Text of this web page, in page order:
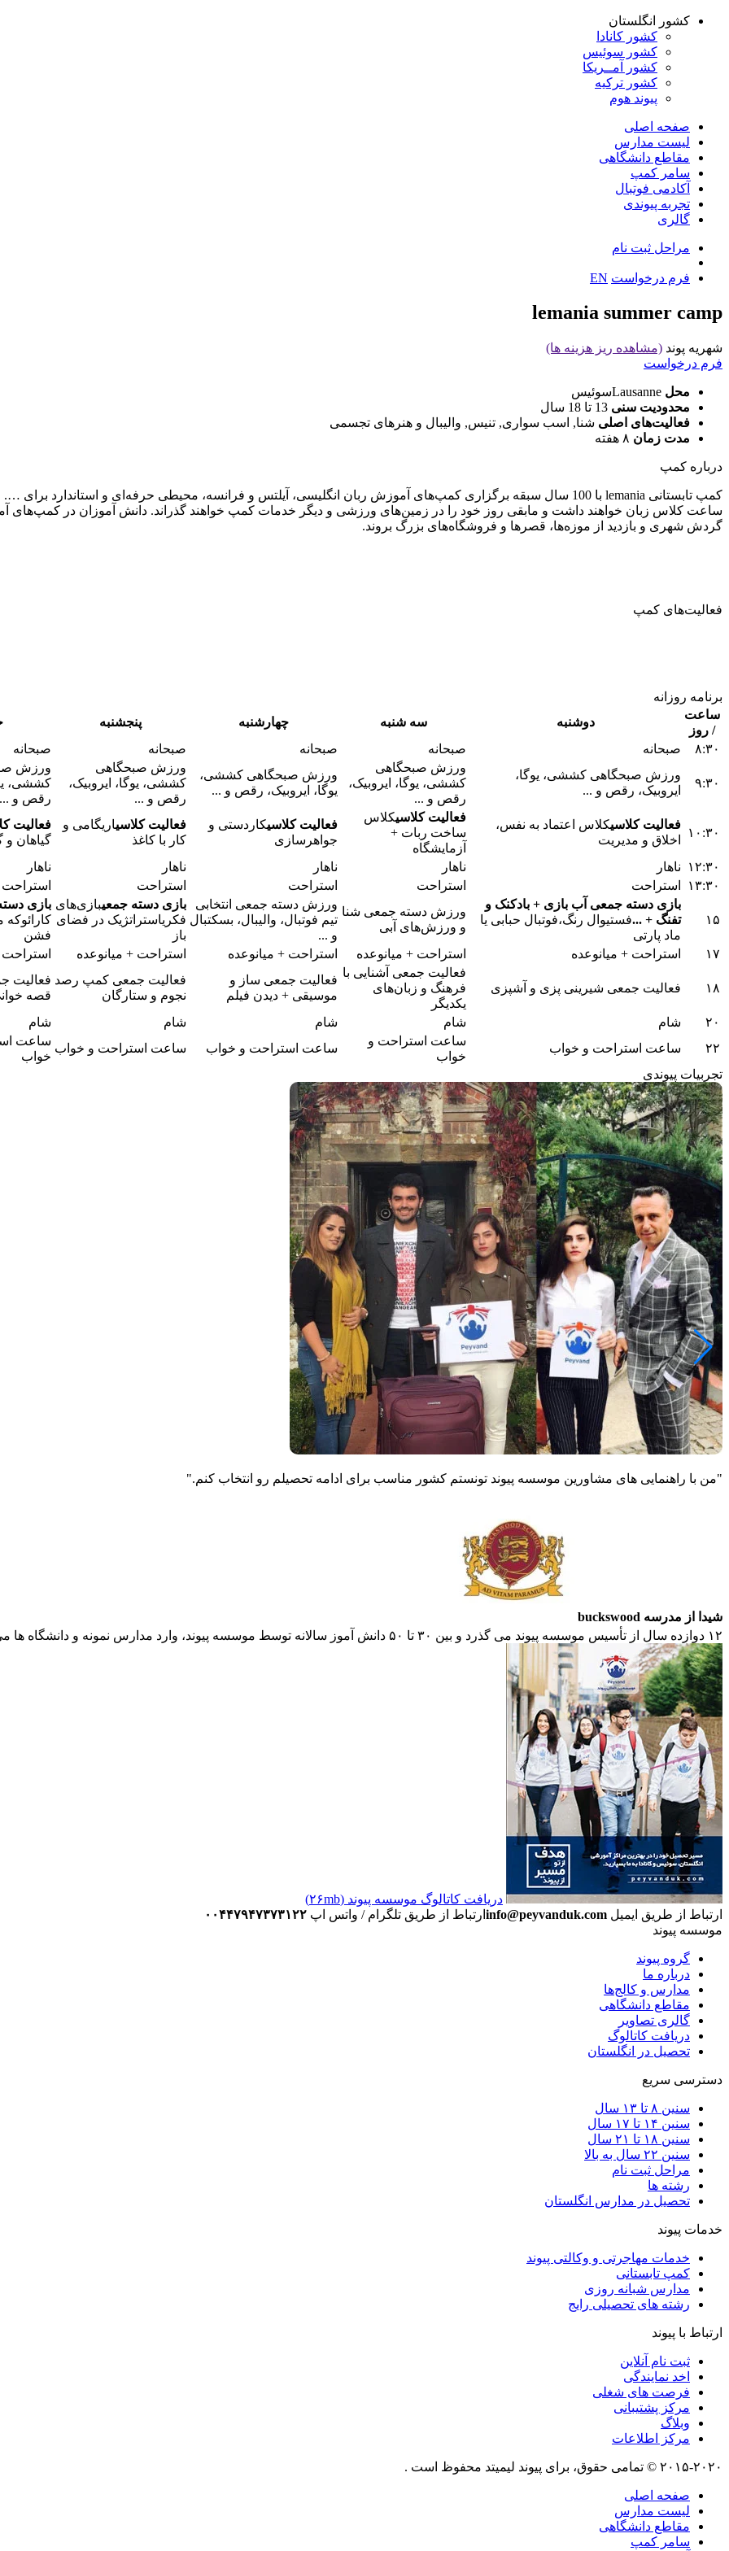
کشور انگلستان
کشور کانادا
کشور سوئیس
کشور آمــریکا
کشور ترکیه
پیوند هوم
صفحه اصلی
لیست مدارس
مقاطع دانشگاهی
سامر کمپ
آکادمی فوتبال
تجربه پیوندی
گالری
مراحل ثبت نام
فرم درخواست EN
lemania summer camp
شهریه پوند (مشاهده ریز هزینه ها)
فرم درخواست
محل Lausanneسوئیس
محدودیت سنی 13 تا 18 سال
فعالیت‌های اصلی شنا, اسب سواری, تنیس, والیبال و هنرهای تجسمی
مدت زمان ۸ هفته
درباره کمپ
ساعت کلاس زبان خواهند داشت و مابقی روز خود را در زمین‌های ورزشی و دیگر خدمات کمپ خواهند گذراند. دانش آموزان در کمپ‌های
گردش شهری و بازدید از موزه‌ها، قصرها و فروشگاه‌های بزرگ بروند.
فعالیت‌های کمپ
برنامه روزانه
ساعت
/ روز
دوشنبه سه شنبه چهارشنبه پنجشنبه
۸:۳۰
صبحانه صبحانه صبحانه صبحانه صبحانه
۹:۳۰
ورزش صبحگاهی کششی، یوگا،
ایروبیک، رقص و ...
ورزش صبحگاهی
کششی، یوگا، ایروبیک،
رقص و ...
ورزش صبحگاهی کششی،
یوگا، ایروبیک، رقص و ...
ورزش صبحگاهی
کششی، یوگا، ایروبیک،
رقص و ...
ورزش
کششی،
رقص و ...
۱۰:۳۰
فعالیت کلاسیکلاس اعتماد به نفس،
اخلاق و مدیریت
فعالیت کلاسیکلاس
ساخت ربات +
آزمایشگاه
فعالیت کلاسیکاردستی و
جواهرسازی
فعالیت کلاسیاریگامی و
کار با کاغذ
فعالیت
گیاهان و
۱۲:۳۰
ناهار ناهار ناهار ناهار ناهار
۱۳:۳۰
استراحت استراحت استراحت استراحت استراحت
۱۵
بازی دسته جمعی آب بازی + بادکنک و
تفنگ + ...فستیوال رنگ،فوتبال حبابی یا
ماد پارتی
ورزش دسته جمعی شنا
و ورزش‌های آبی
ورزش دسته جمعی انتخابی
تیم فوتبال، والیبال، بسکتبال
و ...
بازی دسته جمعیبازی‌های
فکریاستراتژیک در فضای
باز
بازی
کارائوکه
فشن
۱۷
استراحت + میانوعده استراحت + میانوعده استراحت + میانوعده استراحت + میانوعده استراحت
۱۸ فعالیت جمعی شیرینی پزی و آشپزی
فعالیت جمعی آشنایی با
فرهنگ و زبان‌های
یکدیگر
فعالیت جمعی ساز و
موسیقی + دیدن فیلم
فعالیت جمعی کمپ رصد
نجوم و ستارگان
فعالیت
قصه
۲۰
شام شام شام شام شام
۲۲
ساعت استراحت و خواب
ساعت استراحت و
خواب
ساعت استراحت و خواب ساعت استراحت و خواب
ساعت
خواب
تجربیات پیوندی
"من با راهنمایی های مشاورین موسسه پیوند تونستم کشور مناسب برای ادامه تحصیلم رو انتخاب کنم."
شیدا از مدرسه buckswood
۱۲ دوازده سال از تأسیس موسسه پیوند می گذرد و بین ۳۰ تا ۵۰ دانش آموز سالانه توسط موسسه پیوند، وارد مدارس نمونه و دانشگاه ها می شوند.
دریافت کاتالوگ موسسه پیوند (۲۶mb)
ارتباط از طریق ایمیل info@peyvanduk.com ارتباط از طریق تلگرام / واتس اپ ۰۰۴۴۷۹۴۷۳۷۳۱۲۲
موسسه پیوند
گروه پیوند
درباره ما
مدارس و کالج‌ها
مقاطع دانشگاهی
گالری تصاویر
دریافت کاتالوگ
تحصیل در انگلستان
دسترسی سریع
سنین ۸ تا ۱۳ سال
سنین ۱۴ تا ۱۷ سال
سنین ۱۸ تا ۲۱ سال
سنین ۲۲ سال به بالا
مراحل ثبت نام
رشته ها
تحصیل در مدارس انگلستان
خدمات پیوند
خدمات مهاجرتی و وکالتی پیوند
کمپ تابستانی
مدارس شبانه روزی
رشته های تحصیلی رایج
ارتباط با پیوند
ثبت نام آنلاین
اخد نمایندگی
فرصت های شغلی
مرکز پشتیبانی
وبلاگ
مرکز اطلاعات
۲۰۱۵-۲۰۲۰ © تمامی حقوق، برای پیوند لیمیتد محفوظ است .
صفحه اصلی
لیست مدارس
مقاطع دانشگاهی
سامر کمپ